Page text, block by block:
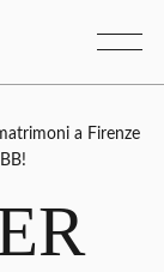
a Firenze